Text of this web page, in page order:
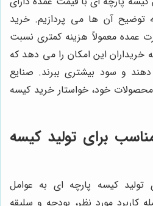
توضیح آن ها می پردازیم. خرید
عمده معمولاً هزینه کمتری نسبت
خریداران این امکان را می دهد که
و سود بیشتری ببرند. صنایع
خود، خواستار خرید کیسه
برای تولید کیسه
تولید کیسه پارچه ای به عوامل
کاربرد مورد نظر، بودجه و سلیقه